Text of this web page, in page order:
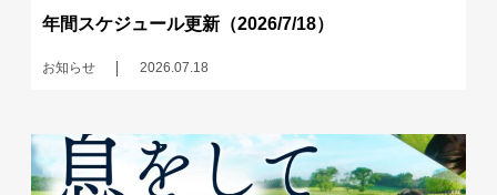
年間スケジュール更新（2026/7/18）
お知らせ 2026.07.18